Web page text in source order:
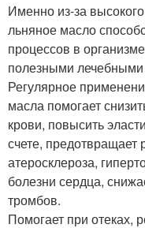
Именно из-за
льняное масло
процессов в
полезными лечебными
Регулярное
масла помогает
крови, повысить
счете, предотвращает
атеросклероза,
болезни сердца,
тромбов.
Помогает при отеках,